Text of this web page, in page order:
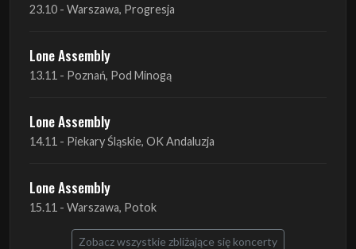
23.10 - Warszawa, Progresja
Lone Assembly
13.11 - Poznań, Pod Minogą
Lone Assembly
14.11 - Piekary Śląskie, OK Andaluzja
Lone Assembly
15.11 - Warszawa, Potok
Zobacz wszystkie zbliżające się koncerty